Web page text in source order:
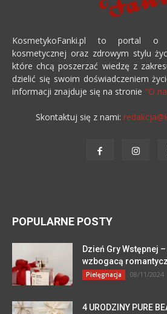
KosmetykoFanki.pl to portal o
kosmetycznej oraz zdrowym stylu
które chcą poszerzać wiedzę z
dzielić się swoim doświadczeniem
informacji znajduje się na stronie "O
Skontaktuj się z nami:
POPULARNE POSTY
Dzień Gry Wstępnej
wzbogacą
Pielęgnacja 08/11/2024
4 URODZINY PURE